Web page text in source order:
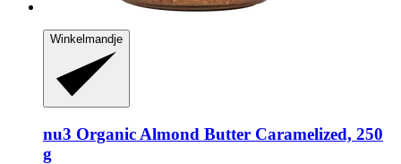
Winkelmandje
nu3 Organic Almond Butter Caramelized, 250
g